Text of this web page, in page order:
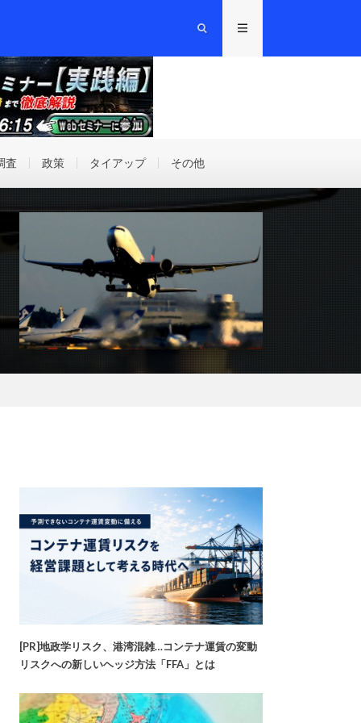
査 政策 タイアップ その他
[PR]地政学リスク、港湾混雑…コンテナ運賃の変動
リスクへの新しいヘッジ方法「FFA」とは